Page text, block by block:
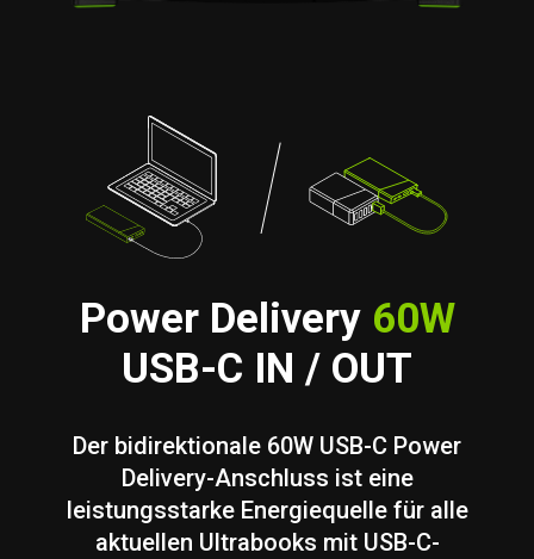
Power Delivery 60W
USB-C IN / OUT
Der bidirektionale 60W USB-C Power
Delivery-Anschluss ist eine
leistungsstarke Energiequelle für alle
aktuellen Ultrabooks mit USB-C-